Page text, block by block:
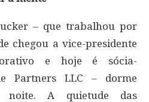
– que trabalhou por
chegou a vice-presidente
e hoje é sócia-
Partners LLC – dorme
noite. A quietude das